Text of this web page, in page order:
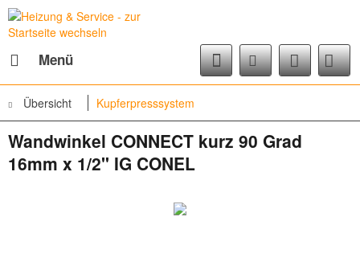
Menü
Übersicht Kupferpresssystem
Wandwinkel CONNECT kurz 90 Grad
16mm x 1/2" IG CONEL